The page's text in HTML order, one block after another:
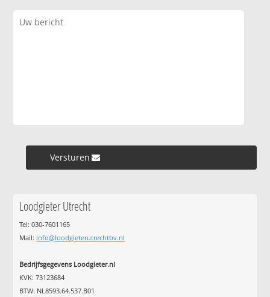
Versturen »
Loodgieter Utrecht
Tel: 030-7601165
Mail: info@loodgieterutrechtbv.nl
Bedrijfsgegevens Loodgieter.nl
KVK: 73123684
BTW: NL8593.64.537.B01